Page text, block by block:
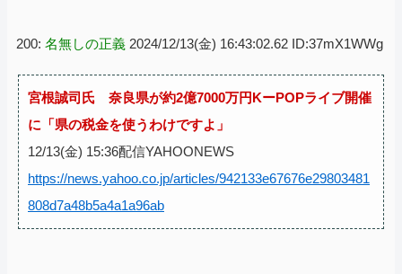
200: 名無しの正義 2024/12/13(金) 16:43:02.62 ID:37mX1WWg
宮根誠司氏 奈良県が約2億7000万円KーPOPライブ開催
に「県の税金を使うわけですよ」
12/13(金) 15:36配信YAHOONEWS
https://news.yahoo.co.jp/articles/942133e67676e29803481
808d7a48b5a4a1a96ab